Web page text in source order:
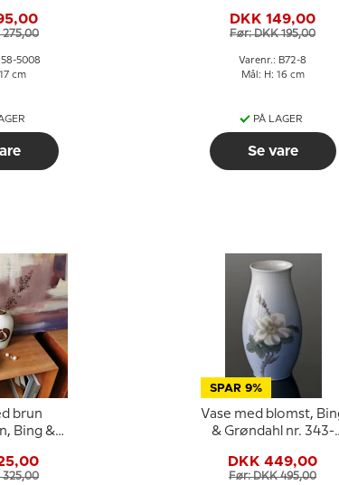
275,00
5008
cm
DKK 149,00
Før: DKK 195,00
Varenr.: B72-8
Mål: H: 16 cm
PÅ LAGER
Se vare
brun
Bing &
325,00
SPAR 9%
Vase med blomst,
& Grøndahl nr. 343-
DKK 449,00
Før: DKK 495,00